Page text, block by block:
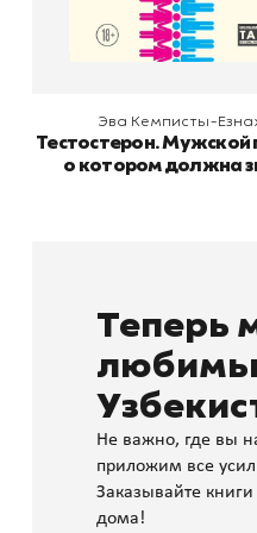
Эва Кемписты-
Тестостерон. Мужской
о котором должна
Теперь
Не важно, где вы
приложим все
Заказывайте
дома!